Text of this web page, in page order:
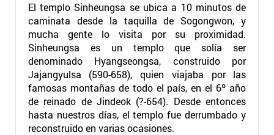
El templo Sinheungsa se ubica a 10 minutos de
caminata desde la taquilla de Sogongwon, y
mucha gente lo visita por su proximidad.
Sinheungsa es un templo que solía ser
denominado Hyangseongsa, construido por
Jajangyulsa (590-658), quien viajaba por las
famosas montañas de todo el país, en el 6º año
de reinado de Jindeok (?-654). Desde entonces
hasta nuestros días, el templo fue derrumbado y
reconstruido en varias ocasiones.